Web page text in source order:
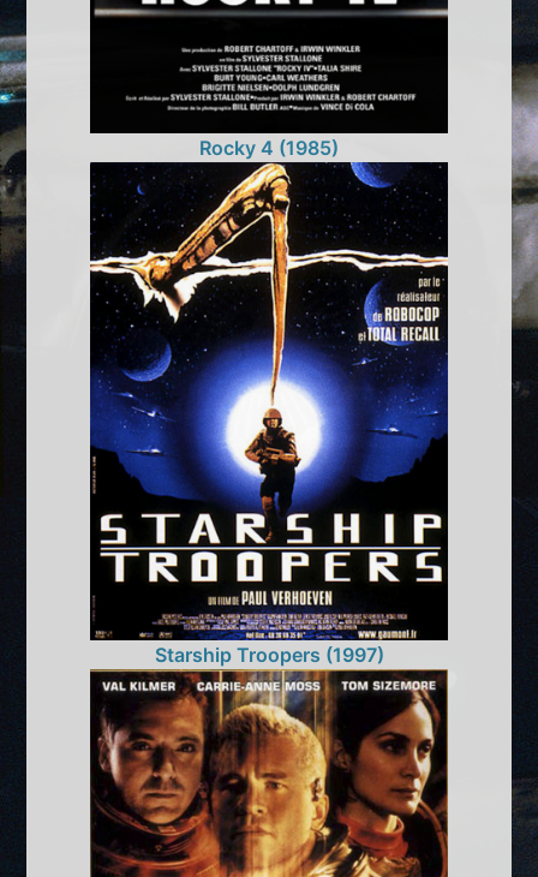
Rocky 4 (1985)
Starship Troopers (1997)